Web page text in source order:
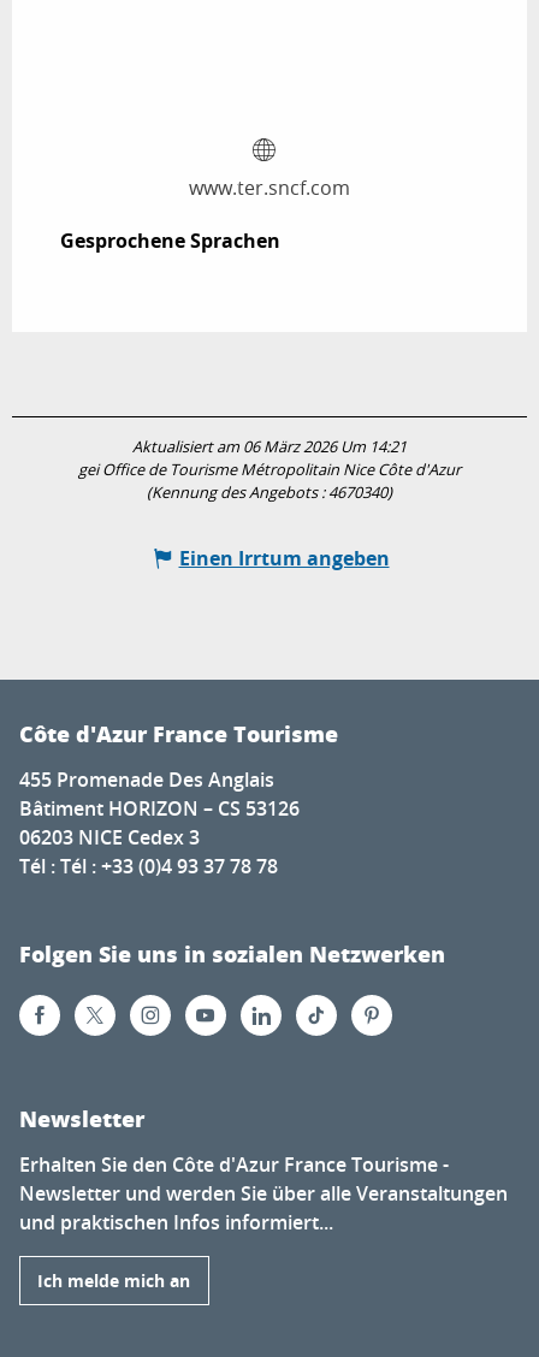
www.ter.sncf.com
Gesprochene Sprachen
Gesprochene Sprachen
Aktualisiert am 06 März 2026 Um 14:21
gei Office de Tourisme Métropolitain Nice Côte d'Azur
(Kennung des Angebots :4670340)
Einen Irrtum angeben
Côte d'Azur France Tourisme
455 Promenade Des Anglais
Bâtiment HORIZON – CS 53126
06203 NICE Cedex 3
Tél : Tél : +33 (0)4 93 37 78 78
Folgen Sie uns in sozialen Netzwerken
Newsletter
Erhalten Sie den Côte d'Azur France Tourisme -
Newsletter und werden Sie über alle Veranstaltungen
und praktischen Infos informiert...
Ich melde mich an